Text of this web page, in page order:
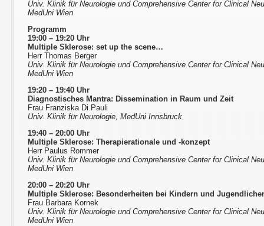
Univ. Klinik für Neurologie und Comprehensive Center for Clinical
MedUni Wien
Programm
19:00 – 19:20 Uhr
Multiple Sklerose: set up the scene…
Herr Thomas Berger
Univ. Klinik für Neurologie und Comprehensive Center for Clinical
MedUni Wien
19:20 – 19:40 Uhr
Diagnostisches Mantra: Dissemination in Raum und Zeit
Frau Franziska Di Pauli
Univ. Klinik für Neurologie, MedUni Innsbruck
19:40 – 20:00 Uhr
Multiple Sklerose: Therapierationale und -konzept
Herr Paulus Rommer
Univ. Klinik für Neurologie und Comprehensive Center for Clinical
MedUni Wien
20:00 – 20:20 Uhr
Multiple Sklerose: Besonderheiten bei Kindern und
Frau Barbara Kornek
Univ. Klinik für Neurologie und Comprehensive Center for Clinical
MedUni Wien